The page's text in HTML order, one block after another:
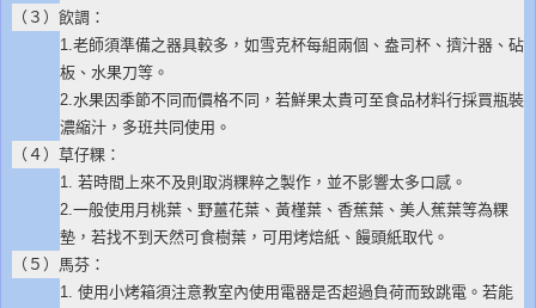
（３）飲調：
1.老師須準備之器具較多，如雪克杯每組兩個、盎司杯、擠汁器、砧
板、水果刀等。
2.水果因季節不同而價格不同，若鮮果太貴可至食品材料行採買瓶裝
濃縮汁，多班共同使用。
（４）草仔粿：
1. 若時間上來不及則取消粿粹之製作，並不影響太多口感。
2.一般使用月桃葉、野薑花葉、黃槿葉、香蕉葉、美人蕉葉等為粿
墊，若找不到天然可食樹葉，可用烤焙紙、饅頭紙取代。
（５）馬芬：
1. 使用小烤箱須注意教室內使用電器是否超過負荷而致跳電。若能